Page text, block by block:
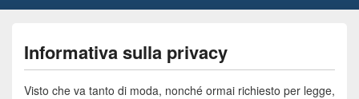
Informativa sulla privacy
Visto che va tanto di moda, nonché ormai richiesto per legge,